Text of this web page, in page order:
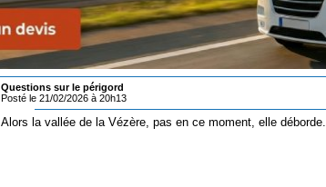
Questions sur le périgord
Posté le 21/02/2026 à 20h13
Alors la vallée de la Vézère, pas en ce moment, elle déborde.